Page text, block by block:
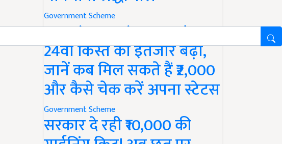
Government Scheme
PM Kisan Yojana Update:
24वीं किस्त का इंतजार बढ़ा,
जानें कब मिल सकते हैं ₹2,000
और कैसे चेक करें अपना स्टेटस
Government Scheme
सरकार दे रही ₹10,000 की